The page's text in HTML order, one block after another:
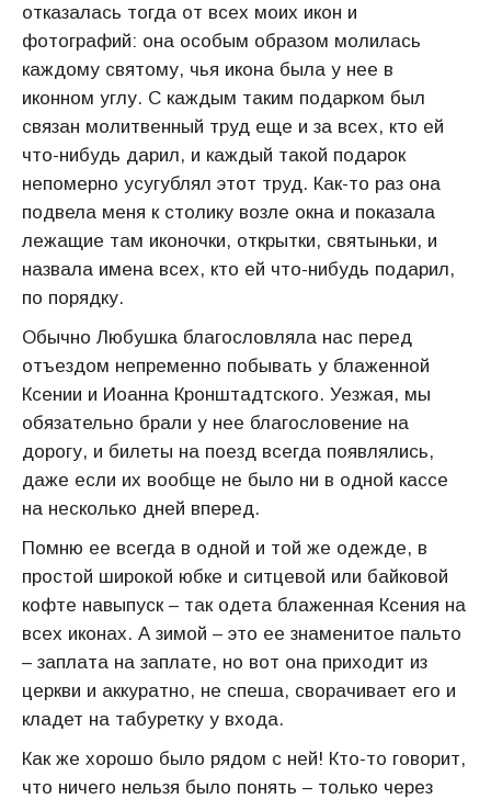
отказалась тогда от всех моих икон и
фотографий: она особым образом молилась
каждому святому, чья икона была у нее в
иконном углу. С каждым таким подарком был
связан молитвенный труд еще и за всех, кто ей
что-нибудь дарил, и каждый такой подарок
непомерно усугублял этот труд. Как-то раз она
подвела меня к столику возле окна и показала
лежащие там иконочки, открытки, святыньки, и
назвала имена всех, кто ей что-нибудь подарил,
по порядку.
Обычно Любушка благословляла нас перед
отъездом непременно побывать у блаженной
Ксении и Иоанна Кронштадтского. Уезжая, мы
обязательно брали у нее благословение на
дорогу, и билеты на поезд всегда появлялись,
даже если их вообще не было ни в одной кассе
на несколько дней вперед.
Помню ее всегда в одной и той же одежде, в
простой широкой юбке и ситцевой или байковой
кофте навыпуск – так одета блаженная Ксения на
всех иконах. А зимой – это ее знаменитое пальто
– заплата на заплате, но вот она приходит из
церкви и аккуратно, не спеша, сворачивает его и
кладет на табуретку у входа.
Как же хорошо было рядом с ней! Кто-то говорит,
что ничего нельзя было понять – только через